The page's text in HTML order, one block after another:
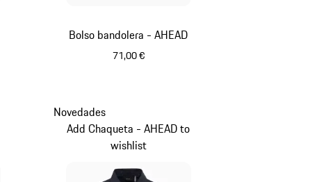
Bolso bandolera - AHEAD
71,00 €
Novedades
Add Chaqueta - AHEAD to
wishlist